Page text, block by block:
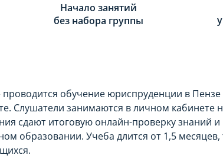
Начало занятий
без набора группы
проводится обучение юриспруденции в
Слушатели занимаются в личном кабинете
сдают итоговую онлайн-проверку знаний
образовании. Учеба длится от 1,5 месяцев,